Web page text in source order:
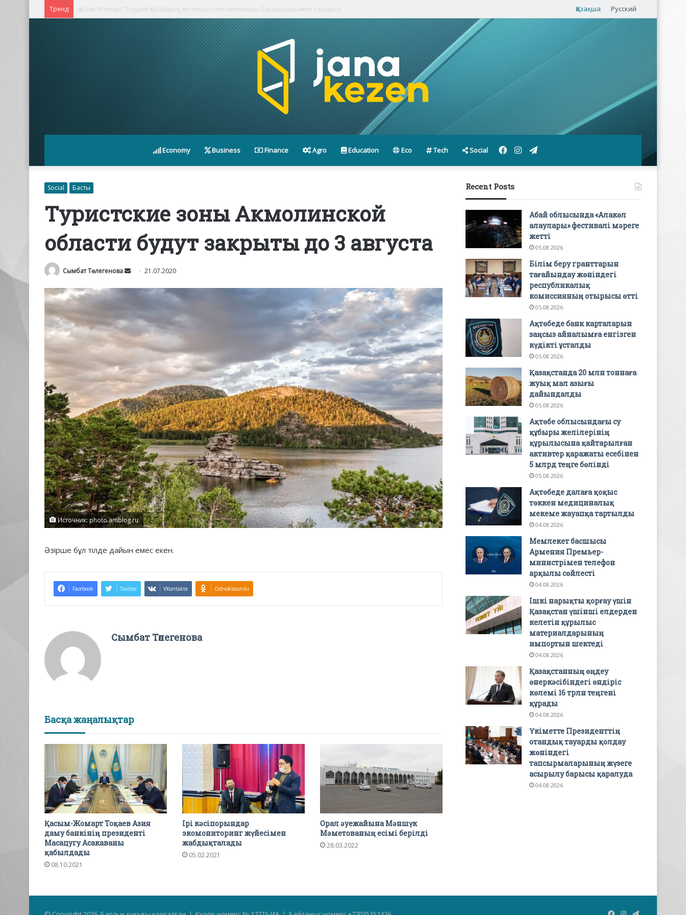
Тренд Қасым-Жомарт Тоқаев Қытайдың жетекші компаниялары басшыларымен кездесті Қазақша Русский
Economy Business Finance Agro Education Eco Tech Social Telegram
Instagram
Facebook
Social Басты
Туристские зоны Акмолинской
области будут закрыты до 3 августа
Сымбат Төлегенова
Send 21.07.2020
Источник: photo.amblog.ru
Әзірше бұл тілде дайын емес екен.
Facebook Twitter VKontakte Odnoklassniki
Сымбат Төлегенова
Басқа жаңалықтар
Қасым-Жомарт Тоқаев Азия
даму банкінің президенті
Масацугу Асакаваны
қабылдады
08.10.2021
Ірі кәсіпорындар
экомониторинг жүйесімен
жабдықталады
05.02.2021
Орал әуежайына Мәншүк
Мәметованың есімі берілді
28.03.2022
Recent Posts
Абай облысында «Алакөл
алаулары» фестивалі мәреге
жетті
05.08.2026
Білім беру гранттарын
тағайындау жөніндегі
республикалық
комиссияның отырысы өтті
05.08.2026
Ақтөбеде банк карталарын
заңсыз айналымға енгізген
күдікті ұсталды
05.08.2026
Қазақстанда 20 млн тоннаға
жуық мал азығы
дайындалды
05.08.2026
Ақтөбе облысындағы су
құбыры желілерінің
құрылысына қайтарылған
активтер қаражаты есебінен
5 млрд теңге бөлінді
05.08.2026
Ақтөбеде далаға қоқыс
төккен медициналық
мекеме жауапқа тартылды
04.08.2026
Мемлекет басшысы
Армения Премьер-
министрімен телефон
арқылы сөйлесті
04.08.2026
Ішкі нарықты қорғау үшін
Қазақстан үшінші елдерден
келетін құрылыс
материалдарының
импортын шектеді
04.08.2026
Қазақстанның өңдеу
өнеркәсібіндегі өндіріс
көлемі 16 трлн теңгені
құрады
04.08.2026
Үкіметте Президенттің
отандық тауарды қолдау
жөніндегі
тапсырмаларының жүзеге
асырылу барысы қаралуда
04.08.2026